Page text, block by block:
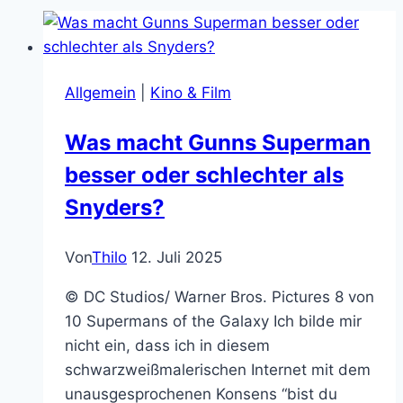
Allgemein Kino & Film
Was macht Gunns Superman
besser oder schlechter als
Snyders?
VonThilo 12. Juli 2025
© DC Studios/ Warner Bros. Pictures 8 von
10 Supermans of the Galaxy Ich bilde mir
nicht ein, dass ich in diesem
schwarzweißmalerischen Internet mit dem
unausgesprochenen Konsens “bist du